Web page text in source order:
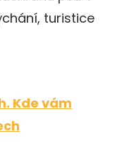
turistice
Kde vám